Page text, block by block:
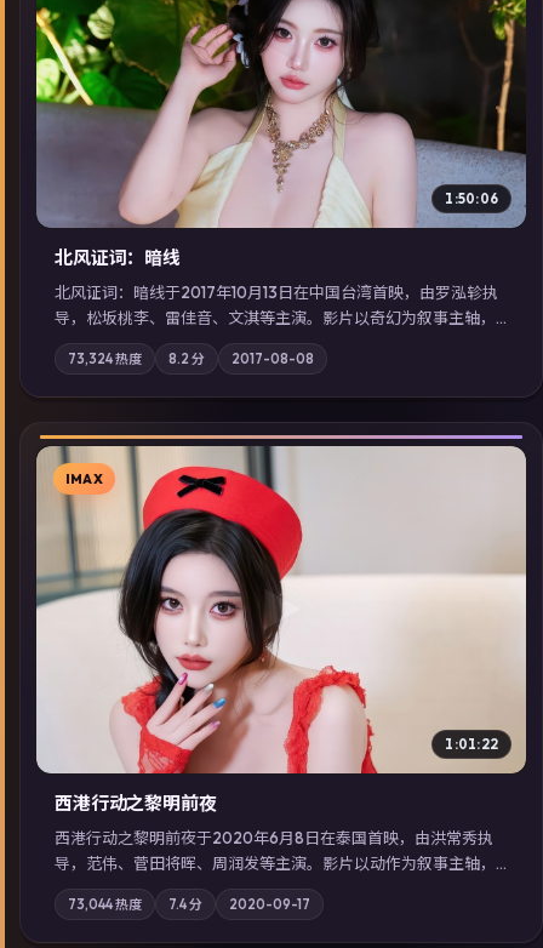
▶
1:50:06
北风证词：暗线
北风证词：暗线于2017年10月13日在中国台湾首映，由罗泓轸执
导，松坂桃李、雷佳音、文淇等主演。影片以奇幻为叙事主轴，
旧案重提，真相与谎言在同一条时间线上交锋；摄影与配乐强化
地域气质；站内亦可通过「国产免费观看高清电视剧在线看」延
展检索同类型高分佳作，畅享高清在线追剧体验。
73,324热度 8.2 分 2017-08-08
▶
IMAX
1:01:22
西港行动之黎明前夜
西港行动之黎明前夜于2020年6月8日在泰国首映，由洪常秀执
导，范伟、菅田将晖、周润发等主演。影片以动作为叙事主轴，
亲情与职责必须在倒计时结束前做出抉择；摄影与配乐强化地域
气质；站内亦可通过「国产免费观看高清电视剧在线看」延展检
索同类型高分佳作，畅享高清在线追剧体验。
73,044热度 7.4分 2020-09-17